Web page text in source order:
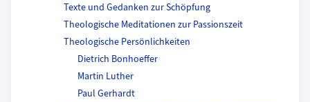
Texte und Gedanken zur Schöpfung
Theologische Meditationen zur Passionszeit
Theologische Persönlichkeiten
Dietrich Bonhoeffer
Martin Luther
Paul Gerhardt